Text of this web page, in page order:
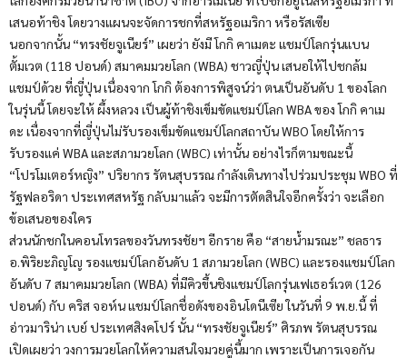
เสนอท้าชิง โดยวางแผนจะจัดการชกที่สหรัฐอเมริกา หรือรัสเซีย
นอกจากนั้น “ทรงชัยจูเนียร์” เผยว่า ยังมี โกกิ คาเมดะ แชมป์โลกรุ่นแบน
ตั้มเวต (118 ปอนด์) สมาคมมวยโลก (WBA) ชาวญี่ปุ่น เสนอให้ไปชกล้ม
แชมป์ด้วย ที่ญี่ปุ่น เนื่องจาก โกกิ ต้องการพิสูจน์ว่า ตนเป็นอันดับ 1 ของโลก
ในรุ่นนี้ โดยจะให้ ผึ้งหลวง เป็นผู้ท้าชิงเข็มขัดแชมป์โลก WBA ของ โกกิ คาเม
ดะ เนื่องจากที่ญี่ปุ่นไม่รับรองเข็มขัดแชมป์โลกสถาบัน WBO โดยให้การ
รับรองแค่ WBA และสภามวยโลก (WBC) เท่านั้น อย่างไรก็ตามขณะนี้
“โปรโมเตอร์หญิง” ปริยากร รัตนสุบรรณ กำลังเดินทางไปร่วมประชุม WBO ที่
รัฐฟลอริดา ประเทศสหรัฐ กลับมาแล้ว จะมีการตัดสินใจอีกครั้งว่า จะเลือก
ข้อเสนอของใคร
ส่วนนักชกในคอนโทรลของวันทรงชัยฯ อีกราย คือ “สายน้ำมรณะ” ชลธาร
อ.พิริยะภิญโญ รองแชมป์โลกอันดับ 1 สภามวยโลก (WBC) และรองแชมป์โลก
อันดับ 7 สมาคมมวยโลก (WBA) ที่มีคิวขึ้นชิงแชมป์โลกรุ่นเฟเธอร์เวต (126
ปอนด์) กับ คริส จอห์น แชมป์โลกชื่อดังของอินโดนีเซีย ในวันที่ 9 พ.ย.นี้ ที่
อ่าวมาริน่า เบย์ ประเทศสิงคโปร์ นั้น “ทรงชัยจูเนียร์” ศิรภพ รัตนสุบรรณ
เปิดเผยว่า วงการมวยโลกให้ความสนใจมวยคู่นี้มาก เพราะเป็นการเจอกัน